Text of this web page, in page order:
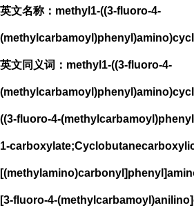
英文名称：methyl1-((3-fluoro-4-
英文同义词：methyl1-((3-fluoro-4-
((3-fluoro-4-
1-
[3-fluoro-4-